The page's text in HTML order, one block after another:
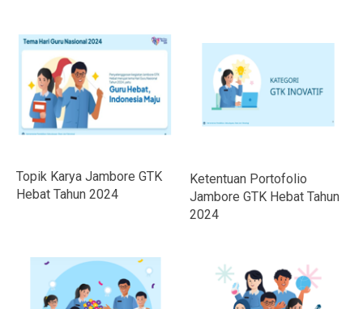
Topik Karya Jambore GTK
Hebat Tahun 2024
Ketentuan Portofolio
Jambore GTK Hebat Tahun
2024